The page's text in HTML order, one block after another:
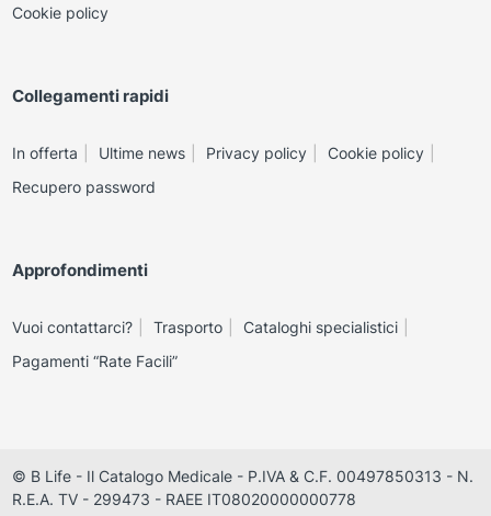
Cookie policy
Collegamenti rapidi
In offerta Ultime news Privacy policy
Cookie policy
Recupero password
Approfondimenti
Vuoi contattarci? Trasporto
Cataloghi specialistici
Pagamenti “Rate Facili”
© B Life - Il Catalogo Medicale - P.IVA & C.F. 00497850313 - N.
R.E.A. TV - 299473 - RAEE IT08020000000778